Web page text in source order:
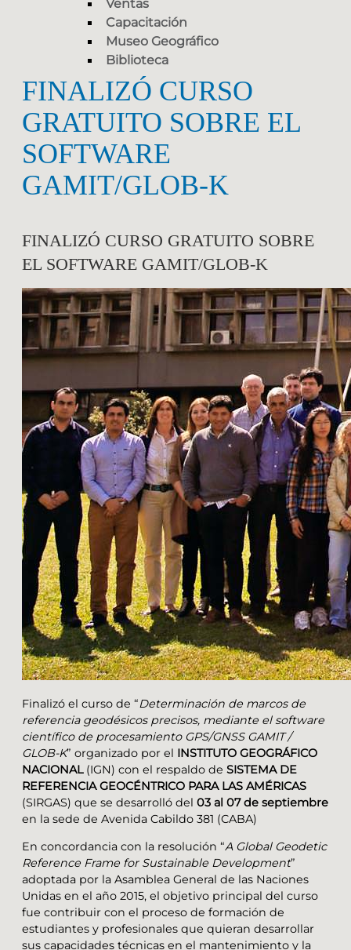
Ventas
Capacitación
Museo Geográfico
Biblioteca
FINALIZÓ CURSO
GRATUITO SOBRE EL
SOFTWARE
GAMIT/GLOB-K
FINALIZÓ CURSO GRATUITO SOBRE
EL SOFTWARE GAMIT/GLOB-K
Finalizó el curso de “Determinación de marcos de
referencia geodésicos precisos, mediante el software
científico de procesamiento GPS/GNSS GAMIT /
GLOB-K” organizado por el INSTITUTO GEOGRÁFICO
NACIONAL(IGN) con el respaldo de SISTEMA DE
REFERENCIA GEOCÉNTRICO PARA LAS AMÉRICAS
(SIRGAS) que se desarrolló del 03 al 07 de septiembre
en la sede de Avenida Cabildo 381 (CABA)
En concordancia con la resolución “A Global Geodetic
Reference Frame for Sustainable Development”
adoptada por la Asamblea General de las Naciones
Unidas en el año 2015, el objetivo principal del curso
fue contribuir con el proceso de formación de
estudiantes y profesionales que quieran desarrollar
sus capacidades técnicas en el mantenimiento y la